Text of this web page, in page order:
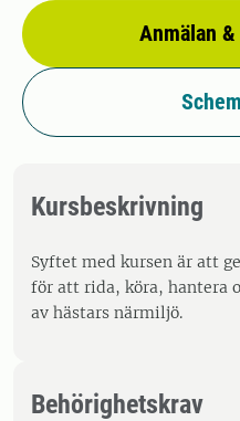
Anmälan
Kursbeskrivning
Syftet med kursen är att
för att rida, köra, hantera
av hästars närmiljö.
Behörighetskrav